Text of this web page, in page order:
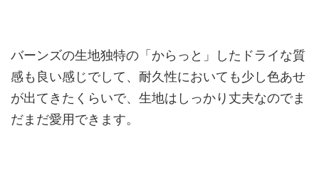
バーンズの生地独特の「からっと」したドライな質
感も良い感じでして、耐久性においても少し色あせ
が出てきたくらいで、生地はしっかり丈夫なのでま
だまだ愛用できます。